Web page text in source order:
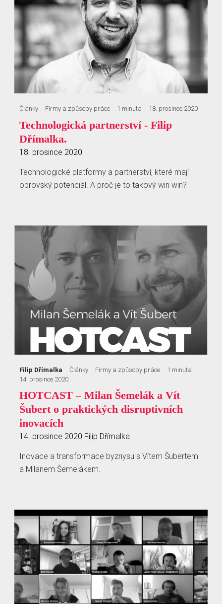
Články Firmy a způsoby práce 1 minuta 18. prosince 2020
Technologická partnerství - Filip
Dřímalka.
18. prosince 2020
Technologické platformy a partnerství, které mají
obrovský potenciál. A proč je to takový win win?
Filip Dřímalka Články Firmy a způsoby práce
1 minuta
14. prosince 2020
HOTCAST – Milan Šemelák a Vít
Šubert o praktických disruptivních
inovacích
14. prosince 2020 Filip Dřímalka
Inovace a transformace byznysu s Vítem Šubertem
a Milanem Šemelákem.